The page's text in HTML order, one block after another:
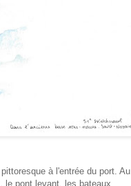
à l'entrée du port. Au
le pont levant, les bateaux